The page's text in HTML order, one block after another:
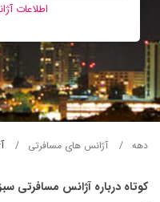
اطلاعات
دهه آژانس های مسافرتی
کوتاه درباره آژانس مسافرتی